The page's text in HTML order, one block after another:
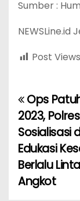
Sumber :
NEWSLine.id
Post
P
o
s
t
Ops
2023,
Sosialisasi
Edukasi
Berlalu
Angkot